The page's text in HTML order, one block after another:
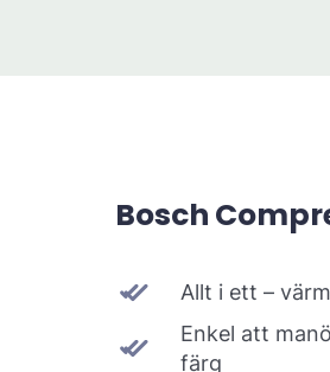
Bosch
Allt i ett –
Enkel att
färg